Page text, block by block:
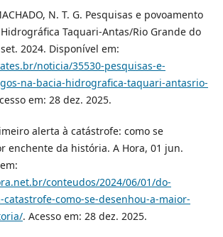
N. T. G. Pesquisas e povoamento
Taquari-Antas/Rio Grande do
2024. Disponível em:
noticia/35530-pesquisas-e-
na-bacia-hidrografica-taquari-antasrio-
em: 28 dez. 2025.
alerta à catástrofe: como se
enchente da história. A Hora, 01 jun.
conteudos/2024/06/01/do-
como-se-desenhou-a-maior-
. Acesso em: 28 dez. 2025.